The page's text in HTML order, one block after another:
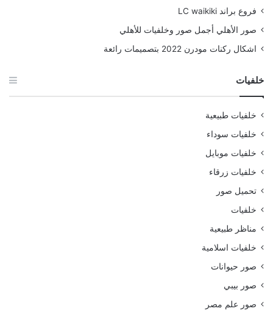
فروع براند LC waikiki
صور الأهلي أجمل صور وخلفيات للأهلي
اشكال ركنات مودرن 2022 بتصميمات رائعة
خلفيات
خلفيات طبيعية
خلفيات سوداء
خلفيات موبايل
خلفيات زرقاء
تحميل صور
خلفيات
مناظر طبيعية
خلفيات اسلامية
صور حيوانات
صور بيبي
صور علم مصر